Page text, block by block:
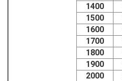
1400
1500
1600
1700
1800
1900
2000